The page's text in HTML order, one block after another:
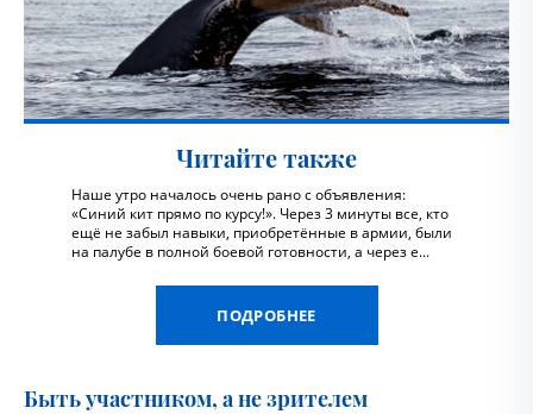
Читайте также
Наше утро началось очень рано с объявления:
«Синий кит прямо по курсу!». Через 3 минуты все, кто
ещё не забыл навыки, приобретённые в армии, были
на палубе в полной боевой готовности, а через е...
ПОДРОБНЕЕ
Быть участником, а не зрителем